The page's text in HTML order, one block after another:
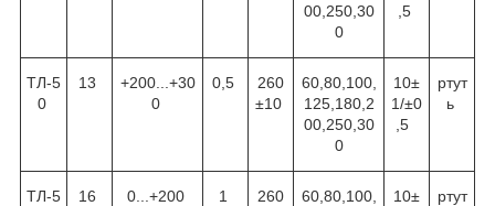
00,250,30
0
,5
ТЛ-5
0
13
+200...+30
0
0,5
260
±10
60,80,100,
125,180,2
00,250,30
0
10±
1/±0
,5
ртут
ь
ТЛ-5 16 0...+200 1 260 60,80,100, 10± ртут